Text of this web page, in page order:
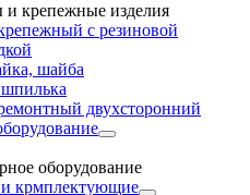
крепежные изделия
с резиновой
шайба
двухсторонний
оборудование
и крмплектующие